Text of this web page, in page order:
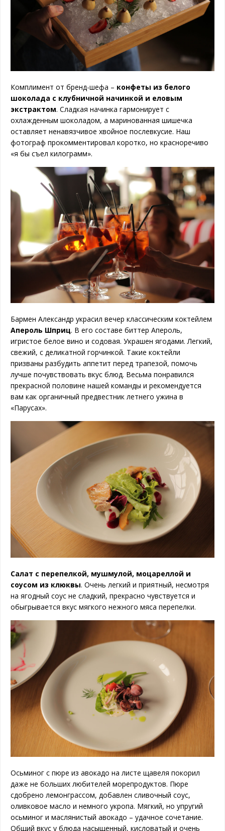
Комплимент от бренд-шефа – конфеты из белого
шоколада с клубничной начинкой и еловым
экстрактом. Сладкая начинка гармонирует с
охлажденным шоколадом, а маринованная шишечка
оставляет ненавязчивое хвойное послевкусие. Наш
фотограф прокомментировал коротко, но красноречиво
«я бы съел килограмм».
Бармен Александр украсил вечер классическим коктейлем
Апероль Шприц. В его составе биттер Апероль,
игристое белое вино и содовая. Украшен ягодами. Легкий,
свежий, с деликатной горчинкой. Такие коктейли
призваны разбудить аппетит перед трапезой, помочь
лучше почувствовать вкус блюд. Весьма понравился
прекрасной половине нашей команды и рекомендуется
вам как органичный предвестник летнего ужина в
«Парусах».
Салат с перепелкой, мушмулой, моцареллой и
соусом из клюквы. Очень легкий и приятный, несмотря
на ягодный соус не сладкий, прекрасно чувствуется и
обыгрывается вкус мягкого нежного мяса перепелки.
Осьминог с пюре из авокадо на листе щавеля покорил
даже не больших любителей морепродуктов. Пюре
сдобрено лемонграссом, добавлен сливочный соус,
оливковое масло и немного укропа. Мягкий, но упругий
осьминог и маслянистый авокадо – удачное сочетание.
Общий вкус у блюда насыщенный, кисловатый и очень